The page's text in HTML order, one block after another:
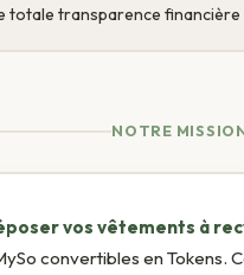
totale transparence
NOTRE
vos vêtements à
convertibles en Tokens.